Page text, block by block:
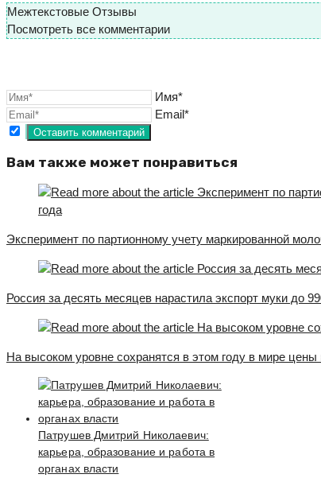
Межтекстовые Отзывы
Посмотреть все комментарии
Имя*
Email*
Вам также может понравиться
Эксперимент по партионному учету маркированной
Россия за десять месяцев нарастила экспорт муки до
На высоком уровне сохранятся в этом году в мире цены
Патрушев Дмитрий Николаевич:
карьера, образование и работа в
органах власти